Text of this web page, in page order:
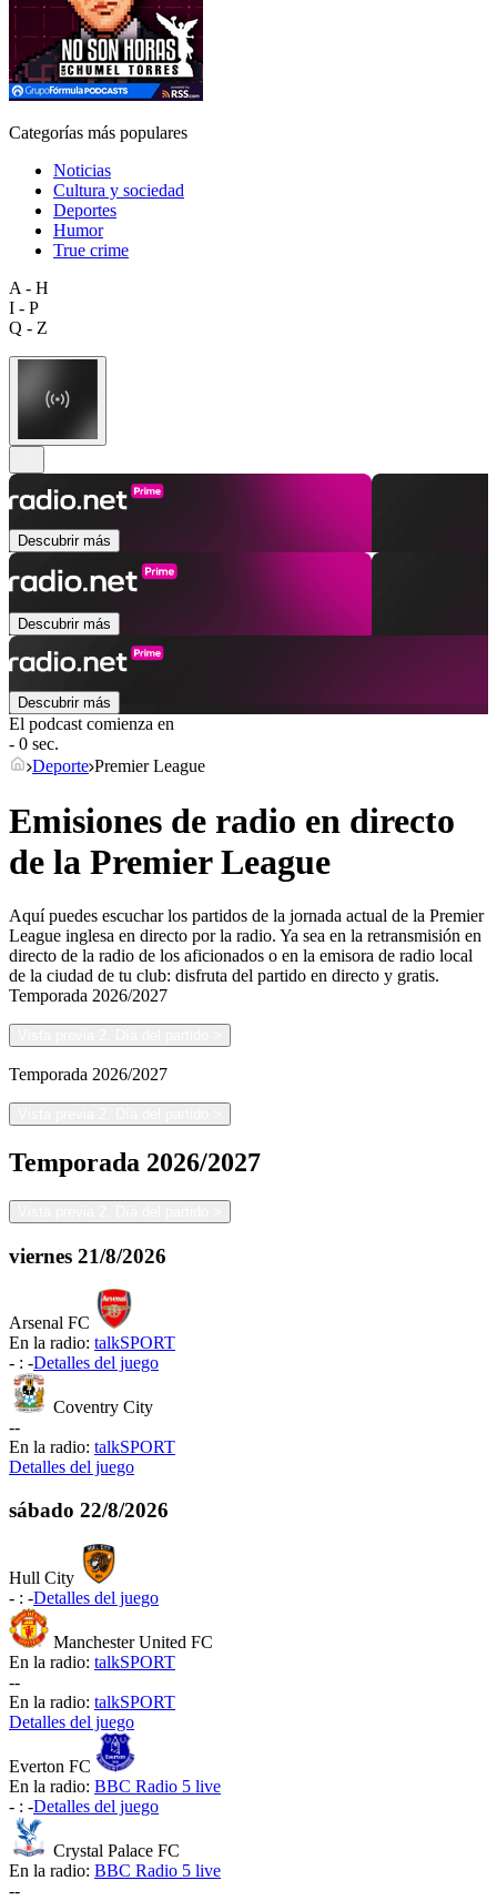
Categorías más populares
Noticias
Cultura y sociedad
Deportes
Humor
True crime
A - H
I - P
Q - Z
Descubrir más
Descubrir más
Descubrir más
El podcast comienza en
- 0 sec.
Deporte Premier League
Emisiones de radio en directo
de la Premier League
Aquí puedes escuchar los partidos de la jornada actual de la Premier
League inglesa en directo por la radio. Ya sea en la retransmisión en
directo de la radio de los aficionados o en la emisora de radio local
de la ciudad de tu club: disfruta del partido en directo y gratis.
Temporada 2026/2027
Temporada 2026/2027
Temporada 2026/2027
viernes 21/8/2026
Arsenal FC
En la radio: talkSPORT
- : -Detalles del juego
Coventry City
--
En la radio: talkSPORT
Detalles del juego
sábado 22/8/2026
Hull City
- : -Detalles del juego
Manchester United FC
En la radio: talkSPORT
--
En la radio: talkSPORT
Detalles del juego
Everton FC
En la radio: BBC Radio 5 live
- : -Detalles del juego
Crystal Palace FC
En la radio: BBC Radio 5 live
--